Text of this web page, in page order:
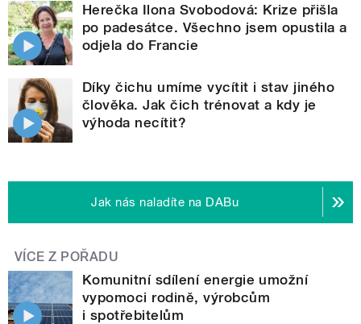
Herečka Ilona Svobodová: Krize přišla
po padesátce. Všechno jsem opustila a
odjela do Francie
Díky čichu umíme vycítit i stav jiného
člověka. Jak čich trénovat a kdy je
výhoda necítit?
Jak nás naladíte na DABu
VÍCE Z POŘADU
Komunitní sdílení energie umožní
vypomoci rodině, výrobcům
i spotřebitelům